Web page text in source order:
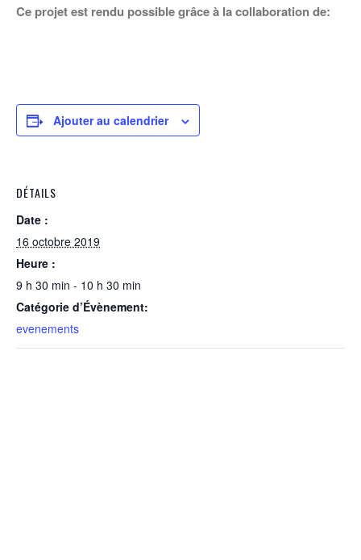
Ce projet est rendu possible grâce à la collaboration de:
Ajouter au calendrier
DÉTAILS
Date :
16 octobre 2019
Heure :
9 h 30 min - 10 h 30 min
Catégorie d’Évènement:
evenements